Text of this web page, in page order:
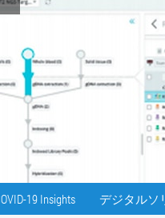
19 Insights デジタルソ